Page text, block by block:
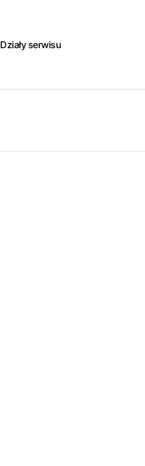
Działy serwisu